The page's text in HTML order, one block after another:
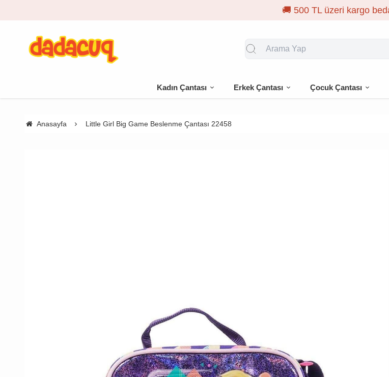
Kadın Çantası Erkek Çantası Çocuk Çantası
Anasayfa Little Girl Big Game Beslenme Çantası 22458